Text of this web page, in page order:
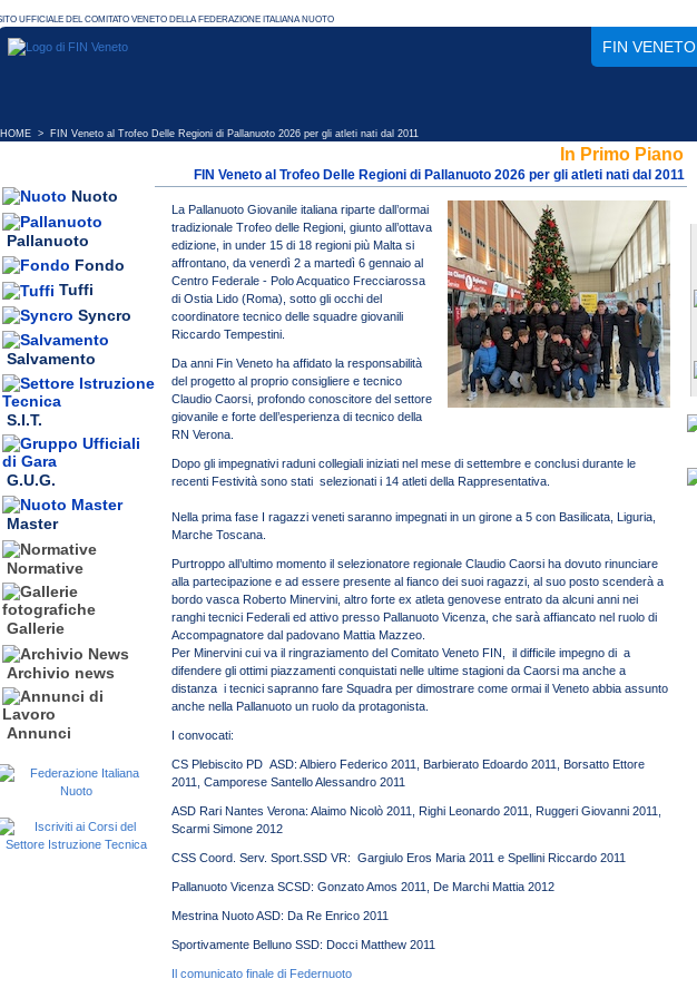
FIN VENETO
HOME > FIN Veneto al Trofeo Delle Regioni di Pallanuoto 2026 per gli atleti nati dal 2011
Nuoto
Pallanuoto
Fondo
Tuffi
Syncro
Salvamento
S.I.T.
G.U.G.
Master
Normative
Gallerie
Archivio news
Annunci
In Primo Piano
FIN Veneto al Trofeo Delle Regioni di Pallanuoto 2026 per gli atleti nati dal 2011
La Pallanuoto Giovanile italiana riparte dall’ormai
tradizionale Trofeo delle Regioni, giunto all’ottava
edizione, in under 15 di 18 regioni più Malta si
affrontano, da venerdì 2 a martedì 6 gennaio al
Centro Federale - Polo Acquatico Frecciarossa
di Ostia Lido (Roma), sotto gli occhi del
coordinatore tecnico delle squadre giovanili
Riccardo Tempestini.
Da anni Fin Veneto ha affidato la responsabilità
del progetto al proprio consigliere e tecnico
Claudio Caorsi, profondo conoscitore del settore
giovanile e forte dell’esperienza di tecnico della
RN Verona.
Dopo gli impegnativi raduni collegiali iniziati nel mese di settembre e conclusi durante le
recenti Festività sono stati selezionati i 14 atleti della Rappresentativa.
Nella prima fase I ragazzi veneti saranno impegnati in un girone a 5 con Basilicata, Liguria,
Marche Toscana.
Purtroppo all’ultimo momento il selezionatore regionale Claudio Caorsi ha dovuto rinunciare
alla partecipazione e ad essere presente al fianco dei suoi ragazzi, al suo posto scenderà a
bordo vasca Roberto Minervini, altro forte ex atleta genovese entrato da alcuni anni nei
ranghi tecnici Federali ed attivo presso Pallanuoto Vicenza, che sarà affiancato nel ruolo di
Accompagnatore dal padovano Mattia Mazzeo.
Per Minervini cui va il ringraziamento del Comitato Veneto FIN, il difficile impegno di a
difendere gli ottimi piazzamenti conquistati nelle ultime stagioni da Caorsi ma anche a
distanza i tecnici sapranno fare Squadra per dimostrare come ormai il Veneto abbia assunto
anche nella Pallanuoto un ruolo da protagonista.
I convocati:
CS Plebiscito PD ASD: Albiero Federico 2011, Barbierato Edoardo 2011, Borsatto Ettore
2011, Camporese Santello Alessandro 2011
ASD Rari Nantes Verona: Alaimo Nicolò 2011, Righi Leonardo 2011, Ruggeri Giovanni 2011,
Scarmi Simone 2012
CSS Coord. Serv. Sport.SSD VR: Gargiulo Eros Maria 2011 e Spellini Riccardo 2011
Pallanuoto Vicenza SCSD: Gonzato Amos 2011, De Marchi Mattia 2012
Mestrina Nuoto ASD: Da Re Enrico 2011
Sportivamente Belluno SSD: Docci Matthew 2011
Il comunicato finale di Federnuoto